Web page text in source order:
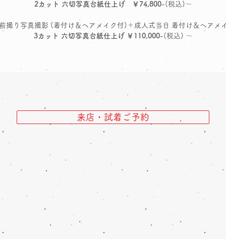
2カット 六切写真台紙仕上げ ￥74,800-(税込)～
撮り写真撮影 (着付け＆ヘアメイク付)＋成人式当日 着付け＆ヘアメ
3カット 六切写真台紙仕上げ ￥110,000-(税込) ～
来店・試着ご予約